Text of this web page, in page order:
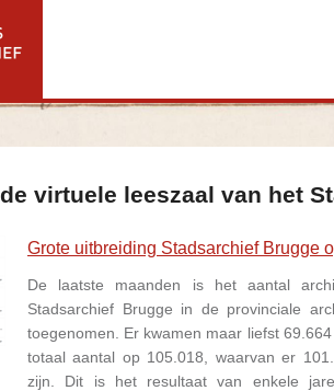
virtuele leeszaal van het
Grote uitbreiding Stadsarchief Brugge
De laatste maanden is het aantal
Stadsarchief Brugge in de provinciale
toegenomen. Er kwamen maar liefst
totaal aantal op 105.018, waarvan er
zijn. Dit is het resultaat van enkele